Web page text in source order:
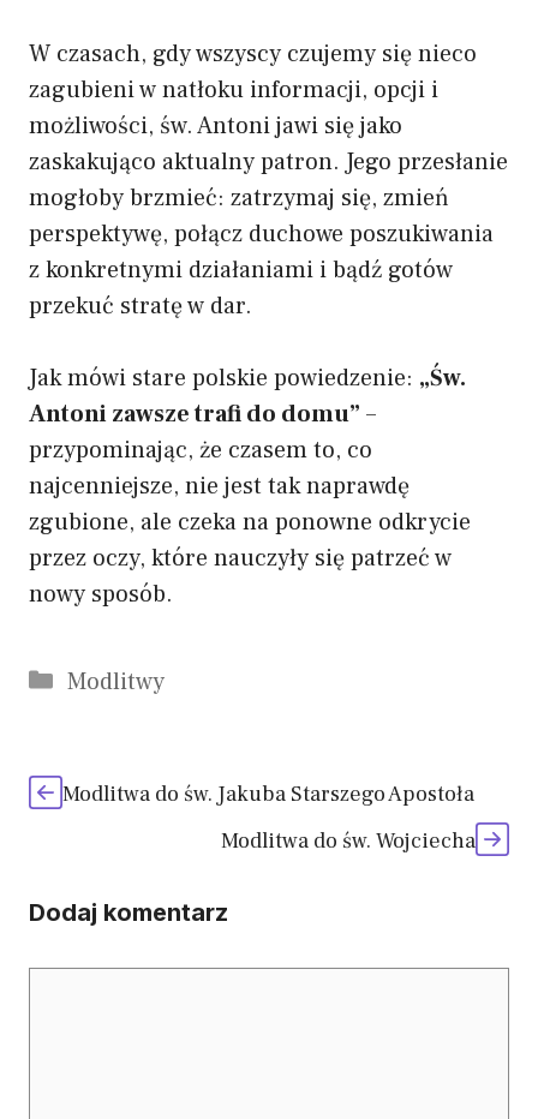
W czasach, gdy wszyscy czujemy się nieco
zagubieni w natłoku informacji, opcji i
możliwości, św. Antoni jawi się jako
zaskakująco aktualny patron. Jego przesłanie
mogłoby brzmieć: zatrzymaj się, zmień
perspektywę, połącz duchowe poszukiwania
z konkretnymi działaniami i bądź gotów
przekuć stratę w dar.
Jak mówi stare polskie powiedzenie: „Św.
Antoni zawsze trafi do domu” –
przypominając, że czasem to, co
najcenniejsze, nie jest tak naprawdę
zgubione, ale czeka na ponowne odkrycie
przez oczy, które nauczyły się patrzeć w
nowy sposób.
Kategorie
Modlitwy
Modlitwa do św. Jakuba Starszego Apostoła
Modlitwa do św. Wojciecha
Dodaj komentarz